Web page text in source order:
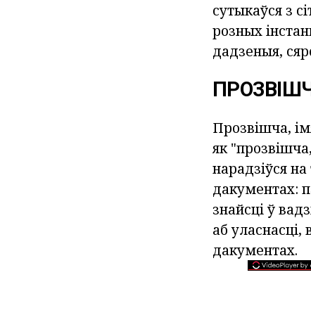
сутыкаўся з
розных
дадзеныя,
Прозвішча,
як
нарадзіўся
дакументах:
знайсці ў
аб
дакументах.